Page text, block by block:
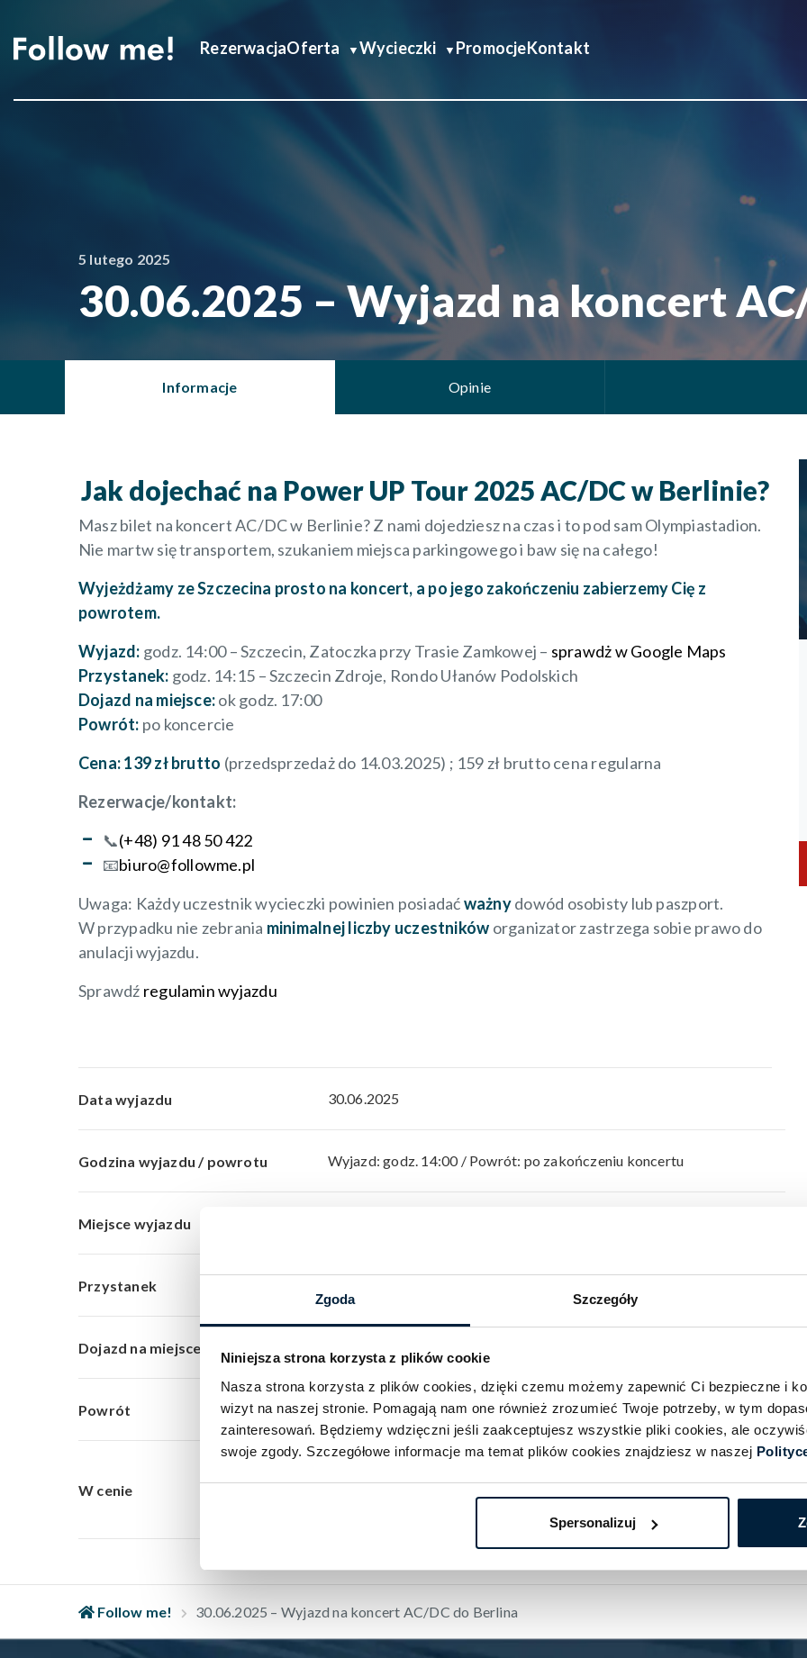
Zgoda Szczegóły
Niniejsza strona korzysta z plików cookie
Nasza strona korzysta z plików cookies, dzięki czemu możemy zapewnić Ci bezpieczne i
wizyt na naszej stronie. Pomagają nam one również zrozumieć Twoje potrzeby, w tym
zainteresowań. Będziemy wdzięczni jeśli zaakceptujesz wszystkie pliki cookies, ale
swoje zgody. Szczegółowe informacje ma temat plików cookies znajdziesz w naszej
Spersonalizuj
RezerwacjaOferta Wycieczki PromocjeKontakt
5 lutego 2025
30.06.2025 – Wyjazd na koncert
Informacje Opinie
Jak dojechać na Power UP Tour 2025 AC/DC w Berlinie?
Masz bilet na koncert AC/DC w Berlinie? Z nami dojedziesz na czas i to pod sam Olympiastadion.
Nie martw się transportem, szukaniem miejsca parkingowego i baw się na całego!
Wyjeżdżamy ze Szczecina prosto na koncert, a po jego zakończeniu zabierzemy Cię z
powrotem.
Wyjazd: godz. 14:00 – Szczecin, Zatoczka przy Trasie Zamkowej – sprawdż w Google Maps
Przystanek: godz. 14:15 – Szczecin Zdroje, Rondo Ułanów Podolskich
Dojazd na miejsce:ok godz. 17:00
Powrót: po koncercie
Cena:139 zł brutto (przedsprzedaż do 14.03.2025) ; 159 zł brutto cena regularna
Rezerwacje/kontakt:
📞(+48) 91 48 50 422
📧biuro@followme.pl
Uwaga: Każdy uczestnik wycieczki powinien posiadaćważnydowód osobisty lub paszport.
W przypadku nie zebrania minimalnej liczby uczestników organizator zastrzega sobie prawo do
anulacji wyjazdu.
Sprawdź regulamin wyjazdu
Data wyjazdu 30.06.2025
Godzina wyjazdu / powrotu Wyjazd: godz. 14:00 / Powrót: po zakończeniu koncertu
Miejsce wyjazdu
Przystanek
Dojazd na miejsce
Powrót Po zakończeniu koncertu
W cenie
Powrót z Berlina do Szczecina
Follow me! 30.06.2025 – Wyjazd na koncert AC/DC do Berlina